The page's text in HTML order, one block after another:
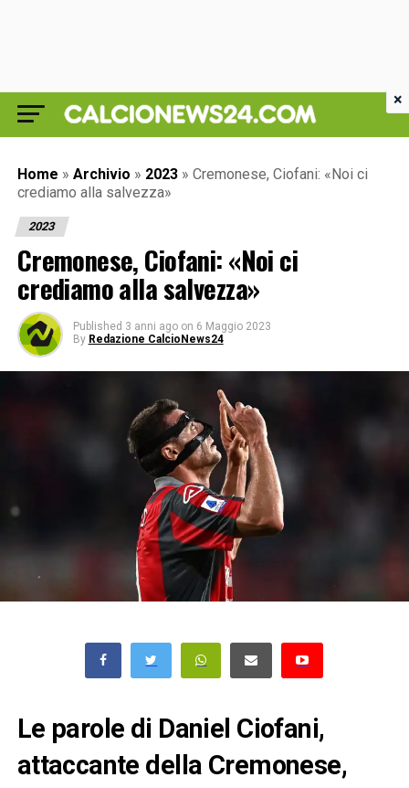
Home » Archivio » 2023 » Cremonese, Ciofani: «Noi ci
crediamo alla salvezza»
2023
Cremonese, Ciofani: «Noi ci
crediamo alla salvezza»
Published 3 anni ago on 6 Maggio 2023
By Redazione CalcioNews24
Le parole di Daniel Ciofani,
attaccante della Cremonese,
×